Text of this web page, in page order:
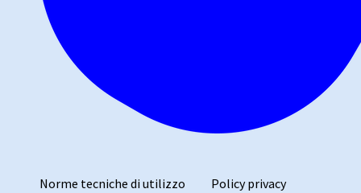
Norme tecniche di utilizzo
Policy privacy